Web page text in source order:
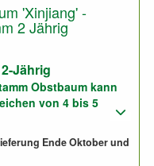
'Xinjiang' -
2 Jährig
Jährig
Obstbaum kann
von 4 bis 5
5 bis 6 Meter
Ende Oktober und